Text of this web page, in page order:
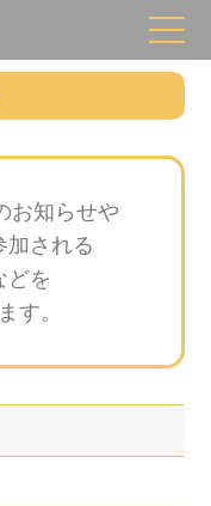
お知らせや
加される
どを
す。